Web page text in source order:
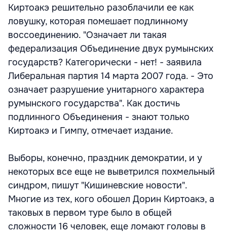
Киртоакэ решительно разоблачили ее как
ловушку, которая помешает подлинному
воссоединению. "Означает ли такая
федерализация Объединение двух румынских
государств? Категорически - нет! - заявила
Либеральная партия 14 марта 2007 года. - Это
означает разрушение унитарного характера
румынского государства". Как достичь
подлинного Объединения - знают только
Киртоакэ и Гимпу, отмечает издание.
Выборы, конечно, праздник демократии, и у
некоторых все еще не выветрился похмельный
синдром, пишут "Кишиневские новости".
Многие из тех, кого обошел Дорин Киртоакэ, а
таковых в первом туре было в общей
сложности 16 человек, еще ломают головы в